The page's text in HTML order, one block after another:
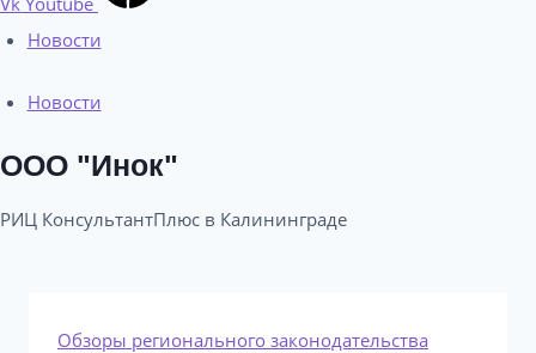
Новости
Новости
ООО "Инок"
РИЦ КонсультантПлюс в Калининграде​
Обзоры регионального законодательства